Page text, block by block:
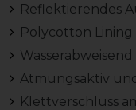
Reflektierendes
Polycotton
Wasserabweisend
Atmungsaktiv
Klettverschluss